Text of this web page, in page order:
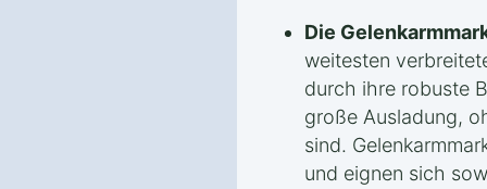
Die
weitesten
durch ihre robuste
große Ausladung,
sind.
und eignen sich